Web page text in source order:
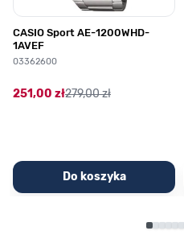
CASIO Sport AE-1200WHD-
1AVEF
03362600
251,00 zł279,00 zł
Do koszyka